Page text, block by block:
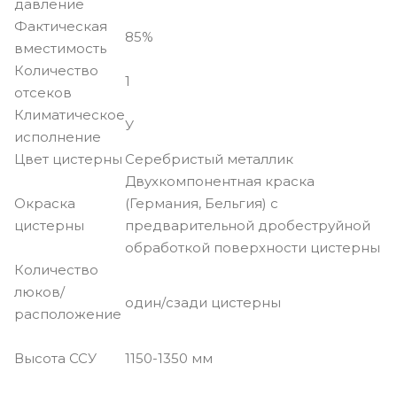
давление
Фактическая
вместимость
85%
Количество
отсеков
1
Климатическое
исполнение
У
Цвет цистерны Серебристый металлик
Окраска
цистерны
Двухкомпонентная краска
(Германия, Бельгия) с
предварительной дробеструйной
обработкой поверхности цистерны
Количество
люков/
расположение
один/сзади цистерны
Высота ССУ 1150-1350 мм